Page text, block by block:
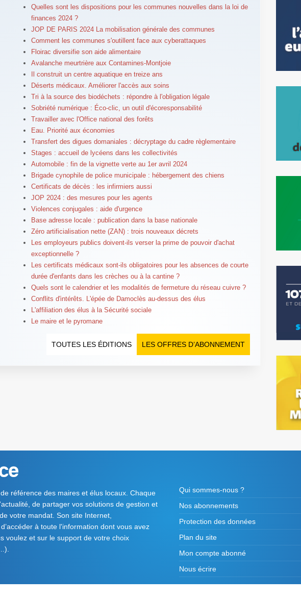
Quelles sont les dispositions pour les communes nouvelles dans la loi de
finances 2024 ?
JOP DE PARIS 2024 La mobilisation générale des communes
Comment les communes s'outillent face aux cyberattaques
Floirac diversifie son aide alimentaire
Avalanche meurtrière aux Contamines-Montjoie
Il construit un centre aquatique en treize ans
Déserts médicaux. Améliorer l'accès aux soins
Tri à la source des biodéchets : répondre à l'obligation légale
Sobriété numérique : Éco-clic, un outil d'écoresponsabilité
Travailler avec l'Office national des forêts
Eau. Priorité aux économies
Transfert des digues domaniales : décryptage du cadre règlementaire
Stages : accueil de lycéens dans les collectivités
Automobile : fin de la vignette verte au 1er avril 2024
Brigade cynophile de police municipale : hébergement des chiens
Certificats de décès : les infirmiers aussi
JOP 2024 : des mesures pour les agents
Violences conjugales : aide d'urgence
Base adresse locale : publication dans la base nationale
Zéro artificialisation nette (ZAN) : trois nouveaux décrets
Les employeurs publics doivent-ils verser la prime de pouvoir d'achat
exceptionnelle ?
Les certificats médicaux sont-ils obligatoires pour les absences de courte
durée d'enfants dans les crèches ou à la cantine ?
Quels sont le calendrier et les modalités de fermeture du réseau cuivre ?
Conflits d'intérêts. L'épée de Damoclès au-dessus des élus
L'affiliation des élus à la Sécurité sociale
Le maire et le pyromane
LES OFFRES D’ABONNEMENT
TOUTES LES ÉDITIONS
référence des maires et élus locaux. Chaque
de partager vos solutions de gestion et
votre mandat. Son site Internet,
à toute l'information dont vous avez
voulez et sur le support de votre choix
Qui sommes-nous ?
Nos abonnements
Protection des données
Plan du site
Mon compte abonné
Nous écrire